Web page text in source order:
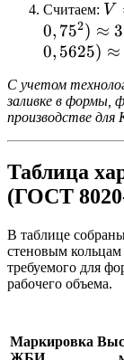
Считаем: V
V
0, 752) ≈ 3
0, 5625) ≈
С учетом
заливке в формы,
производстве для
Таблица
(ГОСТ
В таблице
стеновым
требуемого для
рабочего объема.
Маркировка